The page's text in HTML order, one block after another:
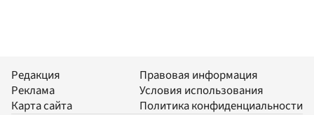
Редакция
Реклама
Карта сайта
Правовая информация
Условия использования
Политика конфиденциальности